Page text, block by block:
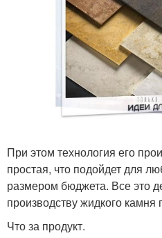
При этом технология его
простая, что подойдет для
размером бюджета. Все это
производству жидкого
Что за продукт.